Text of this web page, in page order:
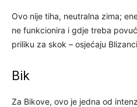
Ovo nije tiha, neutralna zima;
ne funkcionira i gdje treba
priliku za skok – osjećaju
Bik
Za Bikove, ovo je jedna od